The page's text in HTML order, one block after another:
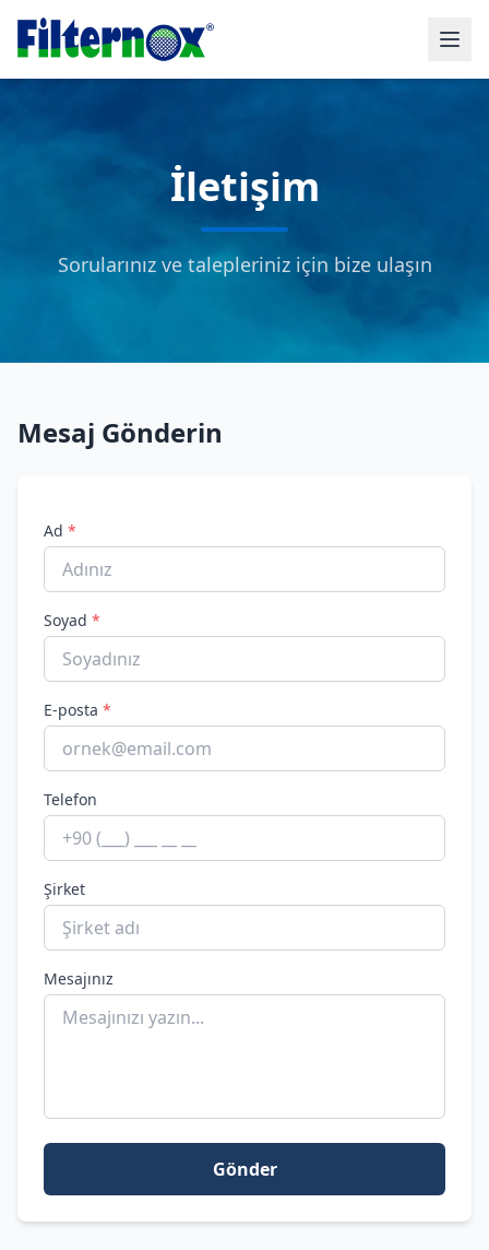
İletişim
Sorularınız ve talepleriniz için bize ulaşın
Mesaj Gönderin
Ad *
Soyad *
E-posta *
Telefon
Şirket
Mesajınız
Gönder